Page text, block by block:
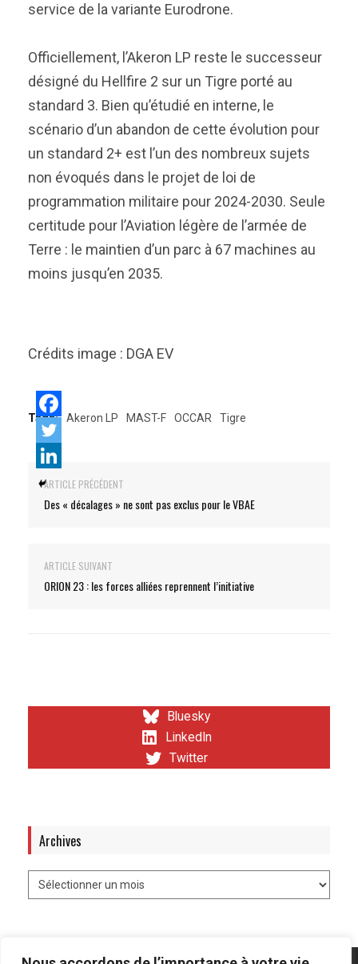
service de la variante Eurodrone.
Officiellement, l’Akeron LP reste le successeur
désigné du Hellfire 2 sur un Tigre porté au
standard 3. Bien qu’étudié en interne, le
scénario d’un abandon de cette évolution pour
un standard 2+ est l’un des nombreux sujets
non évoqués dans le projet de loi de
programmation militaire pour 2024-2030. Seule
certitude pour l’Aviation légère de l’armée de
Terre : le maintien d’un parc à 67 machines au
moins jusqu’en 2035.
Crédits image : DGA EV
Tags: Akeron LP MAST-F OCCAR Tigre
ARTICLE PRÉCÉDENT
Des « décalages » ne sont pas exclus pour le VBAE
ARTICLE SUIVANT
ORION 23 : les forces alliées reprennent l’initiative
Bluesky
LinkedIn
Twitter
Archives